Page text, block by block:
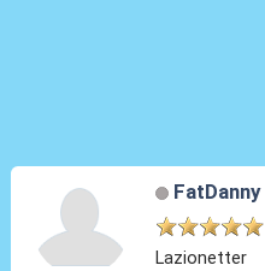
FatDanny
Lazionetter